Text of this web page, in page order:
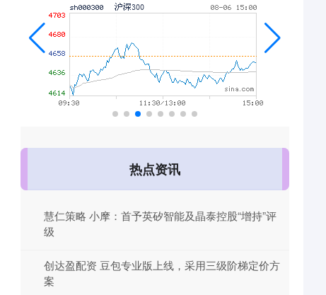
热点资讯
慧仁策略 小摩：首予英矽智能及晶泰控股“增持”评
级
创达盈配资 豆包专业版上线，采用三级阶梯定价方
案